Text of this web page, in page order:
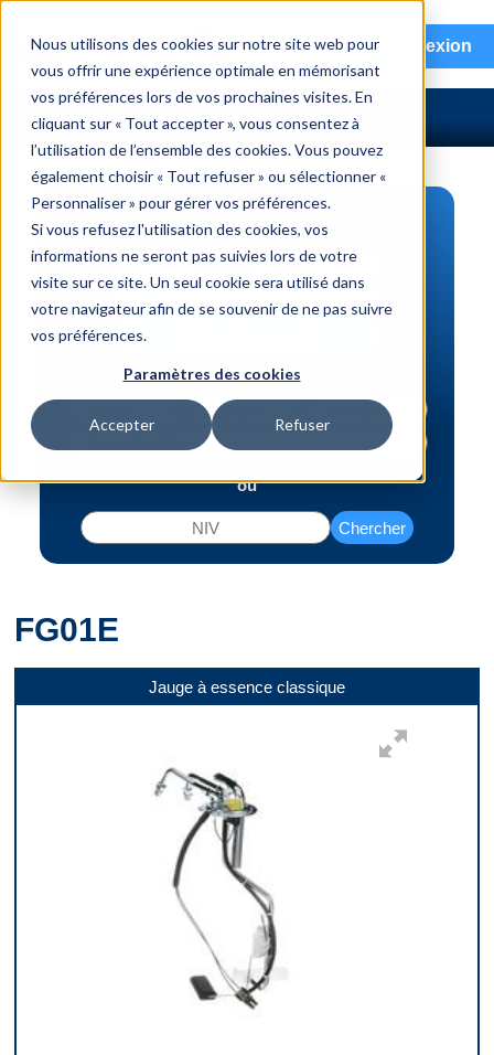
Nous utilisons des cookies sur notre site web pour
vous offrir une expérience optimale en mémorisant
vos préférences lors de vos prochaines visites. En
cliquant sur « Tout accepter », vous consentez à
l’utilisation de l’ensemble des cookies. Vous pouvez
également choisir « Tout refuser » ou sélectionner «
Personnaliser » pour gérer vos préférences.
Si vous refusez l'utilisation des cookies, vos
informations ne seront pas suivies lors de votre
visite sur ce site. Un seul cookie sera utilisé dans
votre navigateur afin de se souvenir de ne pas suivre
vos préférences.
Paramètres des cookies
Accepter Refuser
menu Connexion
RECHERCHE DE PIÈCES
Véhicule | NIV
Numéro de pièce | interchange
ou
Chercher
FG01E
Jauge à essence classique